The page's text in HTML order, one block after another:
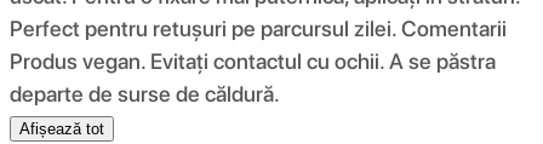
Perfect pentru retușuri pe parcursul zilei. Comentarii
Produs vegan. Evitați contactul cu ochii. A se păstra
departe de surse de căldură.
Afișează tot